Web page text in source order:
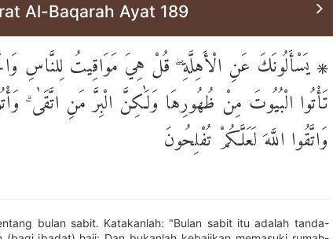
Al-Baqarah Ayat 189
۞ يَسْأَلُونَكَ عَنِ الْأَهِلَّةِ ۖ قُلْ هِيَ مَوَاقِيتُ لِلنَّاسِ
تَأْتُوا الْبُيُوتَ مِنْ ظُهُورِهَا وَلَٰكِنَّ الْبِرَّ مَنِ اتَّقَىٰ
وَاتَّقُوا اللَّهَ لَعَلَّكُمْ تُفْلِحُونَ
bulan sabit. Katakanlah: "Bulan sabit itu adalah tanda-